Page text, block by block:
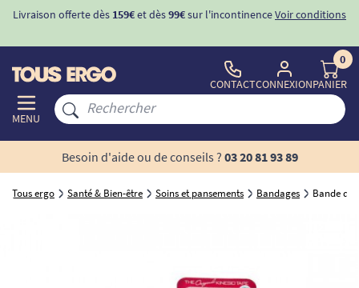
Livraison offerte dès 159€et dès99€sur l'incontinenceVoir conditions
MENU
CONTACTCONNEXION
0
PANIER
Besoin d'aide ou de conseils ? 03 20 81 93 89
Tous ergo Santé & Bien-être Soins et pansements Bandages Bande de